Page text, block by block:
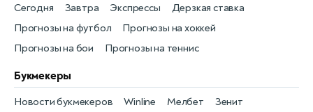
Прогнозы на футбол
Сегодня
Прогнозы на хоккей
Завтра
Прогнозы на бои
Экспрессы
Прогнозы на теннис
Дерзкая ставка
Букмекеры
Новости букмекеров
Winline
Мелбет
Зенит